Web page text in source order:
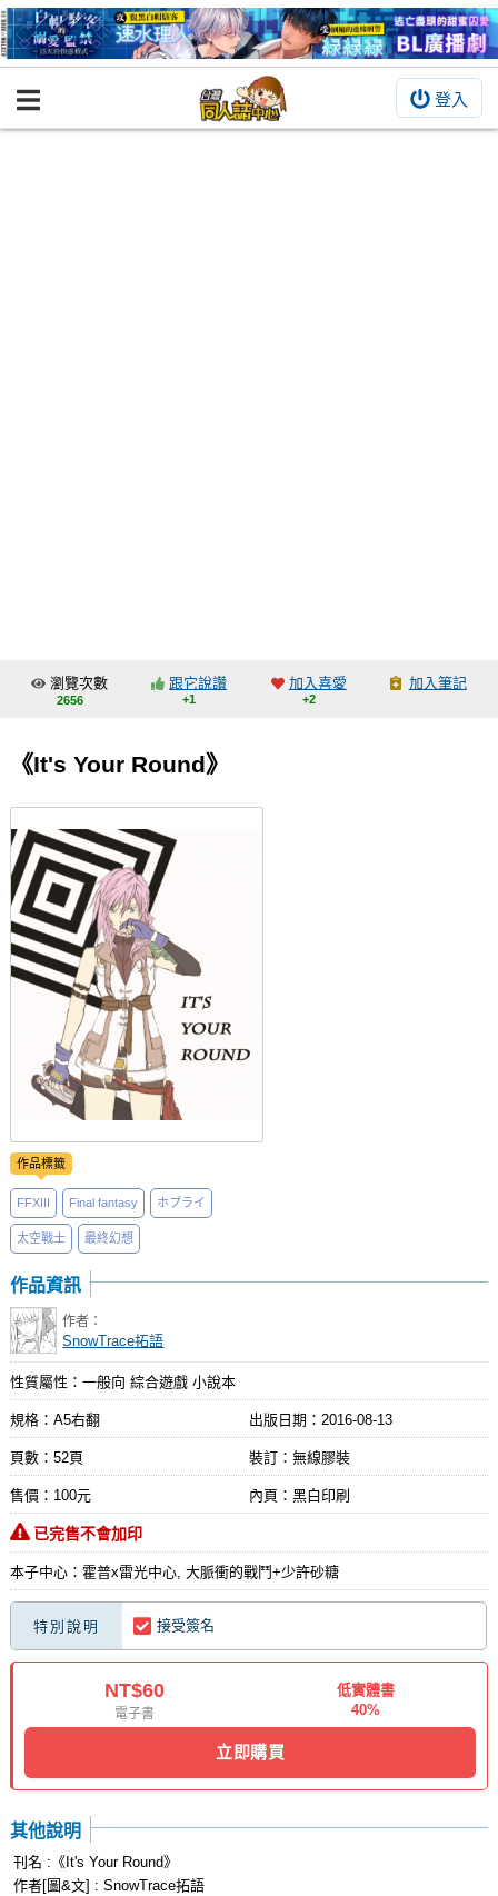
登入
BOOKY書集倉庫
交流中心
會員功能選單
註冊會員
登入
瀏覽次數
2656
跟它說讚
+1
加入喜愛
+2
加入筆記
《It's Your Round》
作品標籤
FFXIII Final fantasy ホプライ
太空戰士 最終幻想
作品資訊
作者：
SnowTrace拓語
性質屬性：一般向 綜合遊戲 小說本
規格：A5右翻 出版日期： 2016-08-13
頁數：52頁 裝訂：無線膠裝
售價：100元 內頁：黑白印刷
已完售不會加印
本子中心：霍普x雷光中心, 大脈衝的戰鬥+少許砂糖
特別說明 接受簽名
NT$60
電子書
低實體書
40%
立即購買
其他說明
刊名 :《It's Your Round》
作者[圖&文] : SnowTrace拓語